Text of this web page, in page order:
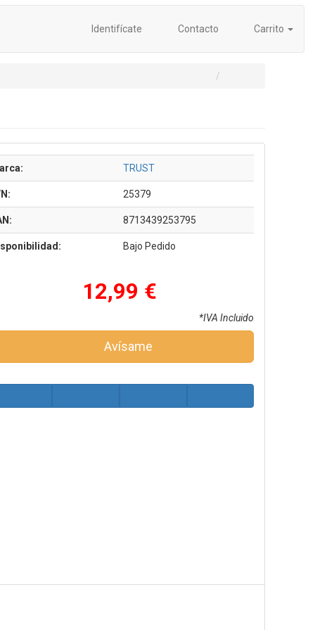
Identifícate Contacto Carrito
TRUST
25379
8713439253795
Bajo Pedido
12,99 €
*IVA Incluido
Avísame